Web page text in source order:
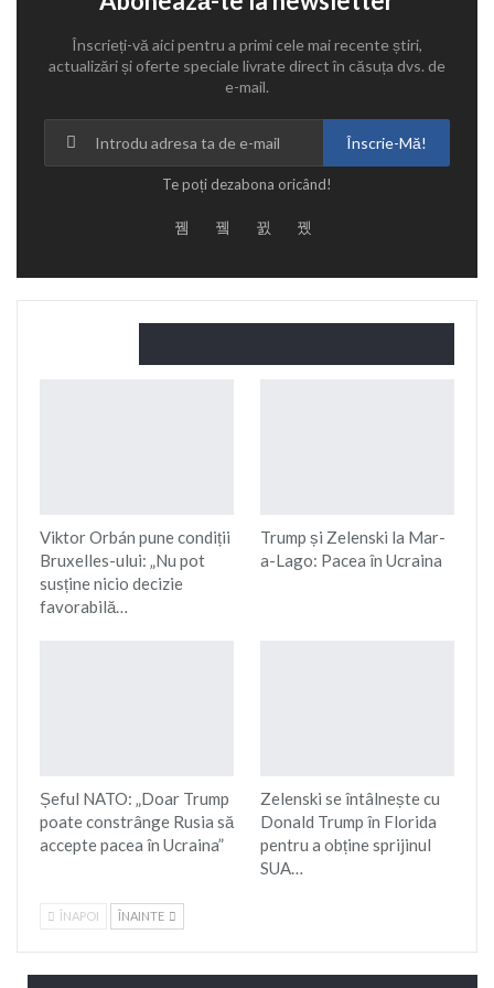
Înscrieți-vă aici pentru a primi cele mai recente știri,
actualizări și oferte speciale livrate direct în căsuța dvs. de
e-mail.
Înscrie-Mă!
Te poți dezabona oricând!
Viktor Orbán pune condiții
Bruxelles-ului: „Nu pot
susține nicio decizie
favorabilă…
Trump și Zelenski la Mar-
a-Lago: Pacea în Ucraina
Șeful NATO: „Doar Trump
poate constrânge Rusia să
accepte pacea în Ucraina”
Zelenski se întâlnește cu
Donald Trump în Florida
pentru a obține sprijinul
SUA…
ÎNAPOI ÎNAINTE